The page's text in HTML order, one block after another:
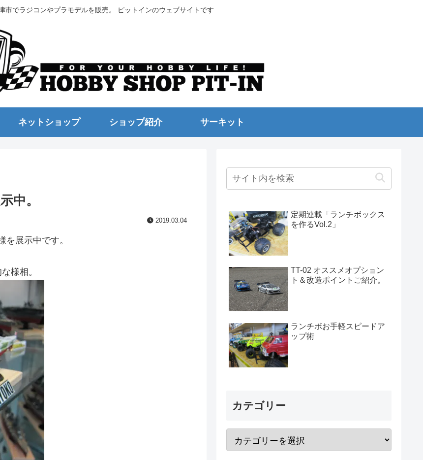
市でラジコンやプラモデルを販売。 ピットインのウェブサイトです
ネットショップ ショップ紹介 サーキット
中。
2019.03.04
展示中です。
様相。
定期連載「ランチボックス
を作るVol.2」
TT-02 オススメオプション
ト＆改造ポイントご紹介。
ランチボお手軽スピードア
ップ術
カテゴリー